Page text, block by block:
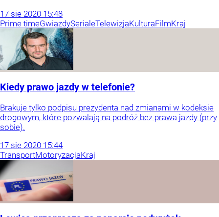
17 sie 2020 15:48
Prime timeGwiazdySerialeTelewizjaKulturaFilmKraj
Kiedy prawo jazdy w telefonie?
Brakuje tylko podpisu prezydenta nad zmianami w kodeksie
drogowym, które pozwalają na podróż bez prawa jazdy (przy
sobie).
17 sie 2020 15:44
TransportMotoryzacjaKraj